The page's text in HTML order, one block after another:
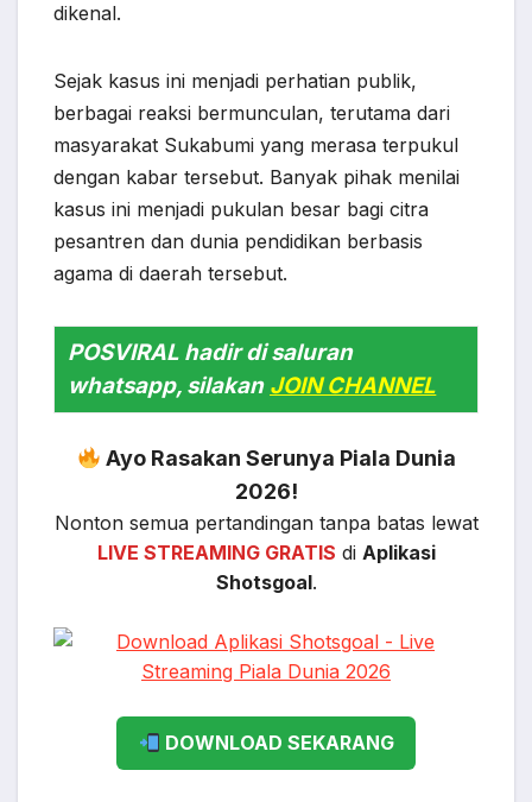
dikenal.
Sejak kasus ini menjadi perhatian publik,
berbagai reaksi bermunculan, terutama dari
masyarakat Sukabumi yang merasa terpukul
dengan kabar tersebut. Banyak pihak menilai
kasus ini menjadi pukulan besar bagi citra
pesantren dan dunia pendidikan berbasis
agama di daerah tersebut.
POSVIRAL hadir di saluran
whatsapp, silakan JOIN CHANNEL
Ayo Rasakan Serunya Piala Dunia
2026!
Nonton semua pertandingan tanpa batas lewat
LIVE STREAMING GRATIS di Aplikasi
Shotsgoal.
DOWNLOAD SEKARANG